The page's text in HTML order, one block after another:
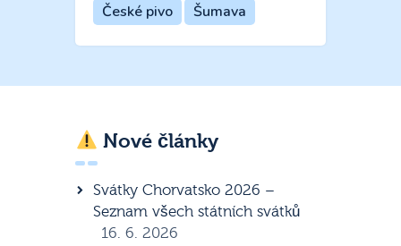
České pivo
Šumava
Nové články
Svátky Chorvatsko 2026 –
Seznam všech státních svátků
16. 6. 2026